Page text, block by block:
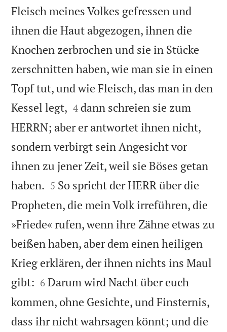
Fleisch meines Volkes gefressen und
ihnen die Haut abgezogen, ihnen die
Knochen zerbrochen und sie in Stücke
zerschnitten haben, wie man sie in einen
Topf tut, und wie Fleisch, das man in den
Kessel legt, 

4 dann schreien sie zum
HERRN; aber er antwortet ihnen nicht,
sondern verbirgt sein Angesicht vor
ihnen zu jener Zeit, weil sie Böses getan
haben. 

5 So spricht der HERR über die
Propheten, die mein Volk irreführen, die
»Friede« rufen, wenn ihre Zähne etwas zu
beißen haben, aber dem einen heiligen
Krieg erklären, der ihnen nichts ins Maul
gibt: 

6 Darum wird Nacht über euch
kommen, ohne Gesichte, und Finsternis,
dass ihr nicht wahrsagen könnt; und die